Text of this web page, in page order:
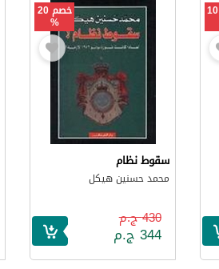
خصم 10 خصم 20
%
سقوط نظام
محمد حسنين هيكل
430 ج.م
344 ج.م